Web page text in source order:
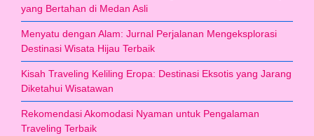
yang Bertahan di Medan Asli
Menyatu dengan Alam: Jurnal Perjalanan Mengeksplorasi
Destinasi Wisata Hijau Terbaik
Kisah Traveling Keliling Eropa: Destinasi Eksotis yang Jarang
Diketahui Wisatawan
Rekomendasi Akomodasi Nyaman untuk Pengalaman
Traveling Terbaik